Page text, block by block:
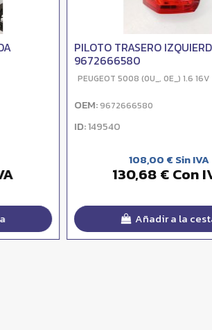
PILOTO TRASERO IZQUIERDO
9672666580
PEUGEOT 5008 (0U_, 0E_) 1.6 16V
OEM:9672666580
149540
108,00 € Sin IVA
130,68 € Con IVA
Añadir a la cesta